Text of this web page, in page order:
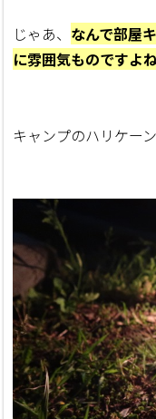
じゃあ、 なんで部屋
に雰囲気ものですよ
キャンプのハリケー